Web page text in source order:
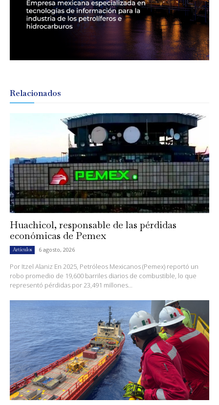
Relacionados
Huachicol, responsable de las pérdidas
económicas de Pemex
Artículos 6 agosto, 2026
Por Itzel Alaniz En 2025, Petróleos Mexicanos (Pemex) reportó un
robo promedio de 19,600 barriles diarios de combustible, lo que
representó pérdidas por 23,491 millones...